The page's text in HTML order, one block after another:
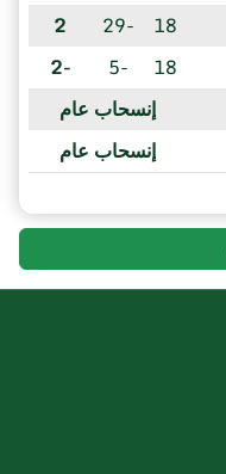
18
-29
2
18
-5
-2
إنسحاب عام
إنسحاب عام